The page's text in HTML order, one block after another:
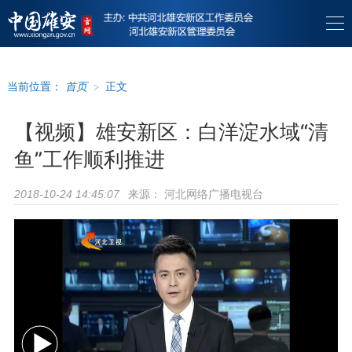
当前位置： 首页 > 正文
【视频】雄安新区：白洋淀水域“清
鱼”工作顺利推进
2018-10-24 14:45:07 来源： 河北网络广播电视台